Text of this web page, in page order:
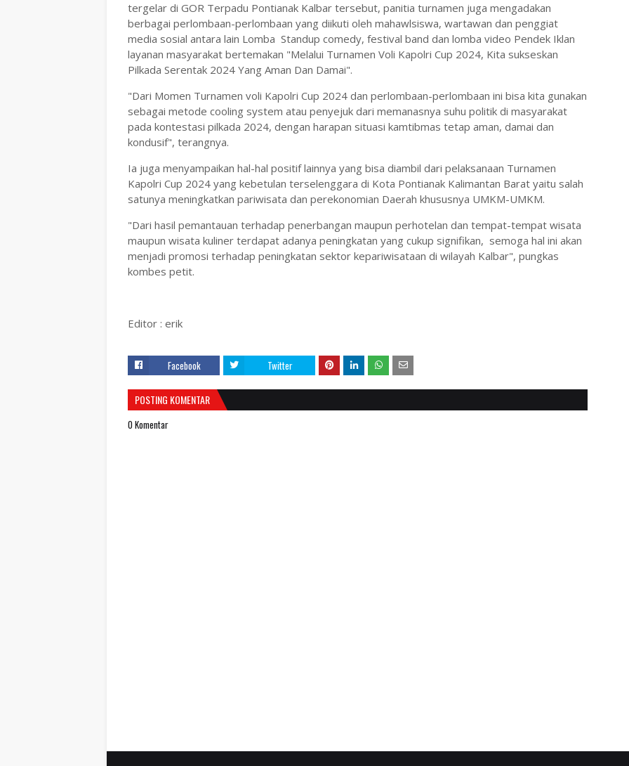
tergelar di GOR Terpadu Pontianak Kalbar tersebut, panitia turnamen juga mengadakan
berbagai perlombaan-perlombaan yang diikuti oleh mahawlsiswa, wartawan dan penggiat
media sosial antara lain Lomba Standup comedy, festival band dan lomba video Pendek Iklan
layanan masyarakat bertemakan "Melalui Turnamen Voli Kapolri Cup 2024, Kita sukseskan
Pilkada Serentak 2024 Yang Aman Dan Damai".
"Dari Momen Turnamen voli Kapolri Cup 2024 dan perlombaan-perlombaan ini bisa kita gunakan
sebagai metode cooling system atau penyejuk dari memanasnya suhu politik di masyarakat
pada kontestasi pilkada 2024, dengan harapan situasi kamtibmas tetap aman, damai dan
kondusif", terangnya.
Ia juga menyampaikan hal-hal positif lainnya yang bisa diambil dari pelaksanaan Turnamen
Kapolri Cup 2024 yang kebetulan terselenggara di Kota Pontianak Kalimantan Barat yaitu salah
satunya meningkatkan pariwisata dan perekonomian Daerah khususnya UMKM-UMKM.
"Dari hasil pemantauan terhadap penerbangan maupun perhotelan dan tempat-tempat wisata
maupun wisata kuliner terdapat adanya peningkatan yang cukup signifikan, semoga hal ini akan
menjadi promosi terhadap peningkatan sektor kepariwisataan di wilayah Kalbar", pungkas
kombes petit.
Editor : erik
Facebook Twitter
POSTING KOMENTAR
0 Komentar